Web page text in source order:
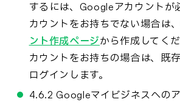
するには、Googleアカウントが
カウントをお持ちでない場合は、
ント作成ページから作成してく
カウントをお持ちの場合は、既
ログインします。
4.6.2 Googleマイビジネスへの